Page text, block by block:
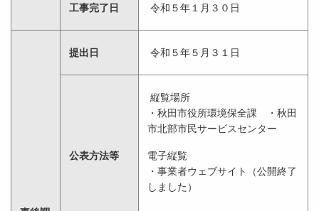
工事完了日 令和５年１月３０日
提出日 令和５年５月３１日
公表方法等
縦覧場所
・秋田市役所環境保全課 ・秋田
市北部市民サービスセンター
電子縦覧
・事業者ウェブサイト（公開終了
しました）